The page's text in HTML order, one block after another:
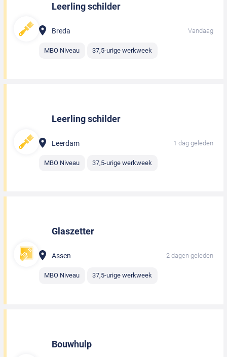
Leerling schilder
Breda Vandaag
MBO Niveau 37,5-urige werkweek
Leerling schilder
Leerdam 1 dag geleden
MBO Niveau 37,5-urige werkweek
Glaszetter
Assen 2 dagen geleden
MBO Niveau 37,5-urige werkweek
Bouwhulp